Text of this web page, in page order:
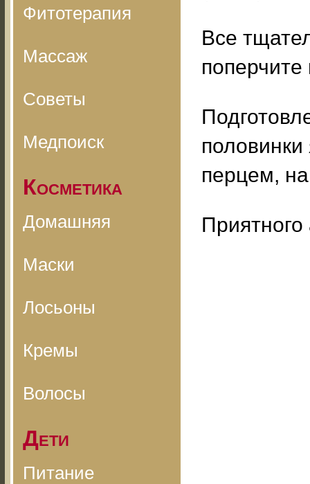
Фитотерапия
Массаж
Советы
Медпоиск
Косметика
Домашняя
Маски
Лосьоны
Кремы
Волосы
Дети
Питание
Все
поперчите
перцем,
Приятного